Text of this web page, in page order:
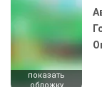
показать